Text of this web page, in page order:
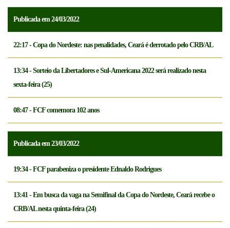
Publicada em 24/03/2022
22:17 - Copa do Nordeste: nas penalidades, Ceará é derrotado pelo CRB/AL
13:34 - Sorteio da Libertadores e Sul-Americana 2022 será realizado nesta
sexta-feira (25)
08:47 - FCF comemora 102 anos
Publicada em 23/03/2022
19:34 - FCF parabeniza o presidente Ednaldo Rodrigues
13:41 - Em busca da vaga na Semifinal da Copa do Nordeste, Ceará recebe o
CRB/AL nesta quinta-feira (24)